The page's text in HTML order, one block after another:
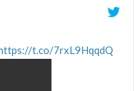
t.co/7rxL9HqqdQ